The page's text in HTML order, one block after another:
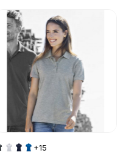
+15
Go to product page